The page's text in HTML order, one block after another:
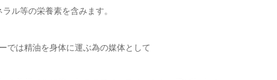
ラル等の栄養素を含みます。
では精油を身体に運ぶ為の媒体として